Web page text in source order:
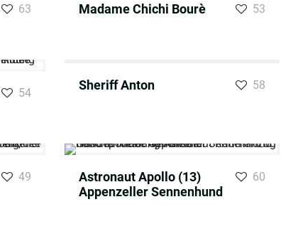
63 Madame Chichi Bourè 53
54
Sheriff Anton 58
49
Astronaut Apollo (13)
Appenzeller Sennenhund
60